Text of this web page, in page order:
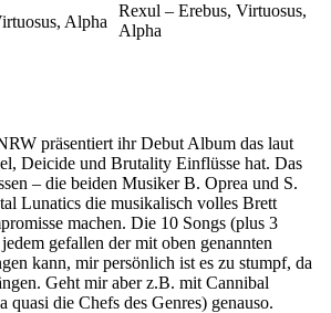
Rexul – Erebus, Virtuosus,
Alpha
präsentiert ihr Debut Album das laut
Deicide und Brutality Einflüsse hat. Das
– die beiden Musiker B. Oprea und S.
Lunatics die musikalisch volles Brett
machen. Die 10 Songs (plus 3
gefallen der mit oben genannten
kann, mir persönlich ist es zu stumpf, da
Geht mir aber z.B. mit Cannibal
quasi die Chefs des Genres) genauso.